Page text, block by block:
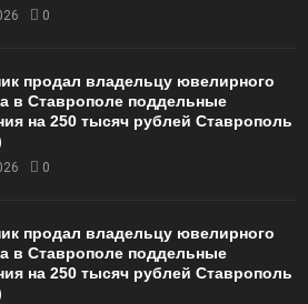
0
продал владельцу ювелирного
в Ставрополе поддельные
на 250 тысяч рублей Ставрополь
0
продал владельцу ювелирного
в Ставрополе поддельные
на 250 тысяч рублей Ставрополь